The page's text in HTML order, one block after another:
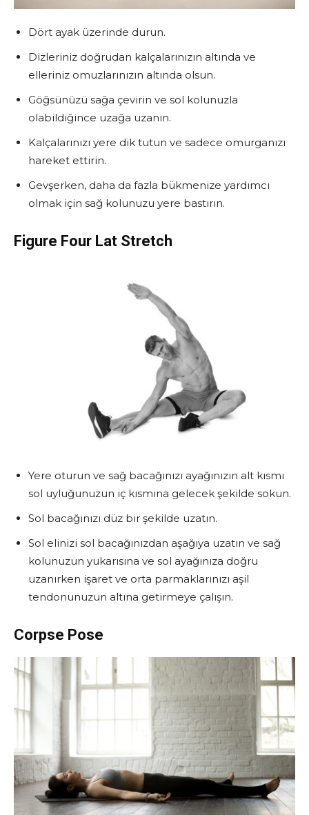
Dört ayak üzerinde durun.
Dizleriniz doğrudan kalçalarınızın altında ve
elleriniz omuzlarınızın altında olsun.
Göğsünüzü sağa çevirin ve sol kolunuzla
olabildiğince uzağa uzanın.
Kalçalarınızı yere dik tutun ve sadece omurganızı
hareket ettirin.
Gevşerken, daha da fazla bükmenize yardımcı
olmak için sağ kolunuzu yere bastırın.
Figure Four Lat Stretch
Yere oturun ve sağ bacağınızı ayağınızın alt kısmı
sol uyluğunuzun iç kısmına gelecek şekilde sokun.
Sol bacağınızı düz bir şekilde uzatın.
Sol elinizi sol bacağınızdan aşağıya uzatın ve sağ
kolunuzun yukarısına ve sol ayağınıza doğru
uzanırken işaret ve orta parmaklarınızı aşil
tendonunuzun altına getirmeye çalışın.
Corpse Pose